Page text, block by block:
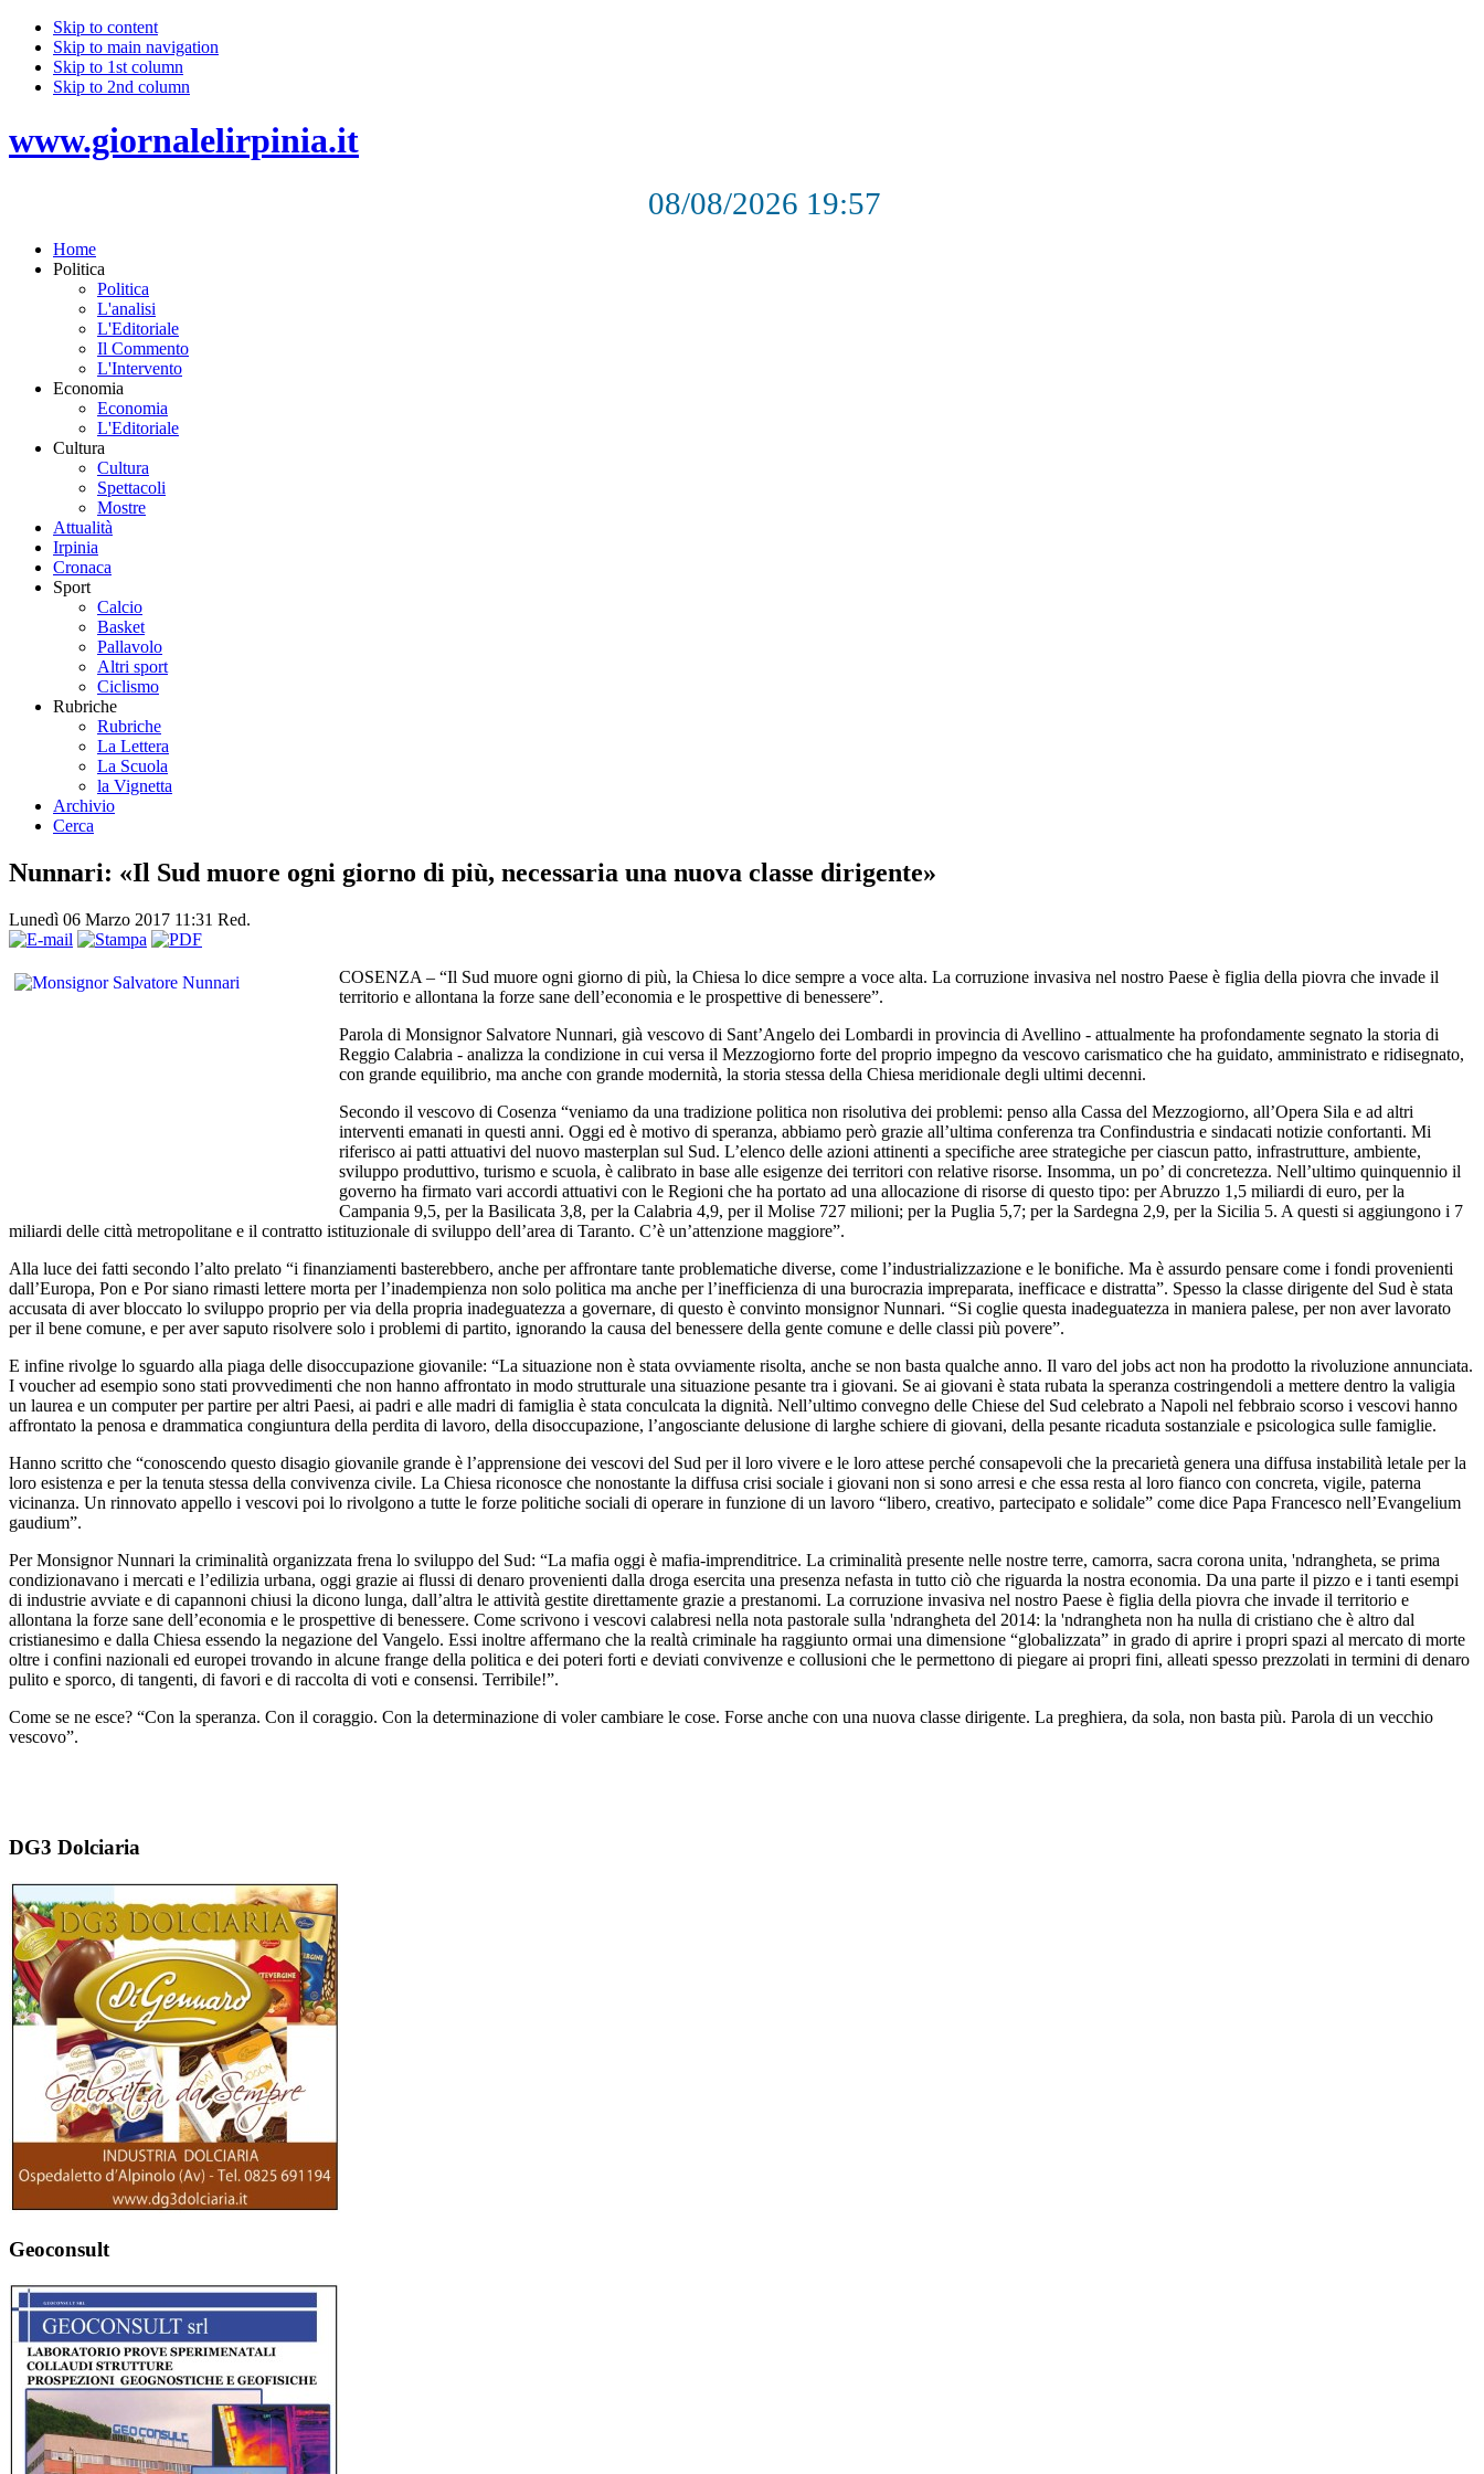
Skip to content
Skip to main navigation
Skip to 1st column
Skip to 2nd column
www.giornalelirpinia.it
08/08/2026 19:57
Home
Politica
Politica
L'analisi
L'Editoriale
Il Commento
L'Intervento
Economia
Economia
L'Editoriale
Cultura
Cultura
Spettacoli
Mostre
Attualità
Irpinia
Cronaca
Sport
Calcio
Basket
Pallavolo
Altri sport
Ciclismo
Rubriche
Rubriche
La Lettera
La Scuola
la Vignetta
Archivio
Cerca
Nunnari: «Il Sud muore ogni giorno di più, necessaria una nuova classe dirigente»
Lunedì 06 Marzo 2017 11:31 Red.
COSENZA – “Il Sud muore ogni giorno di più, la Chiesa lo dice sempre a voce alta. La corruzione invasiva nel nostro Paese è figlia della piovra che invade il
territorio e allontana la forze sane dell’economia e le prospettive di benessere”.
Parola di Monsignor Salvatore Nunnari, già vescovo di Sant’Angelo dei Lombardi in provincia di Avellino - attualmente ha profondamente segnato la storia di
Reggio Calabria - analizza la condizione in cui versa il Mezzogiorno forte del proprio impegno da vescovo carismatico che ha guidato, amministrato e ridisegnato,
con grande equilibrio, ma anche con grande modernità, la storia stessa della Chiesa meridionale degli ultimi decenni.
Secondo il vescovo di Cosenza “veniamo da una tradizione politica non risolutiva dei problemi: penso alla Cassa del Mezzogiorno, all’Opera Sila e ad altri
interventi emanati in questi anni. Oggi ed è motivo di speranza, abbiamo però grazie all’ultima conferenza tra Confindustria e sindacati notizie confortanti. Mi
riferisco ai patti attuativi del nuovo masterplan sul Sud. L’elenco delle azioni attinenti a specifiche aree strategiche per ciascun patto, infrastrutture, ambiente,
sviluppo produttivo, turismo e scuola, è calibrato in base alle esigenze dei territori con relative risorse. Insomma, un po’ di concretezza. Nell’ultimo quinquennio il
governo ha firmato vari accordi attuativi con le Regioni che ha portato ad una allocazione di risorse di questo tipo: per Abruzzo 1,5 miliardi di euro, per la
Campania 9,5, per la Basilicata 3,8, per la Calabria 4,9, per il Molise 727 milioni; per la Puglia 5,7; per la Sardegna 2,9, per la Sicilia 5. A questi si aggiungono i 7
miliardi delle città metropolitane e il contratto istituzionale di sviluppo dell’area di Taranto. C’è un’attenzione maggiore”.
Alla luce dei fatti secondo l’alto prelato “i finanziamenti basterebbero, anche per affrontare tante problematiche diverse, come l’industrializzazione e le bonifiche. Ma è assurdo pensare come i fondi provenienti
dall’Europa, Pon e Por siano rimasti lettere morta per l’inadempienza non solo politica ma anche per l’inefficienza di una burocrazia impreparata, inefficace e distratta”. Spesso la classe dirigente del Sud è stata
accusata di aver bloccato lo sviluppo proprio per via della propria inadeguatezza a governare, di questo è convinto monsignor Nunnari. “Si coglie questa inadeguatezza in maniera palese, per non aver lavorato
per il bene comune, e per aver saputo risolvere solo i problemi di partito, ignorando la causa del benessere della gente comune e delle classi più povere”.
E infine rivolge lo sguardo alla piaga delle disoccupazione giovanile: “La situazione non è stata ovviamente risolta, anche se non basta qualche anno. Il varo del jobs act non ha prodotto la rivoluzione annunciata.
I voucher ad esempio sono stati provvedimenti che non hanno affrontato in modo strutturale una situazione pesante tra i giovani. Se ai giovani è stata rubata la speranza costringendoli a mettere dentro la valigia
un laurea e un computer per partire per altri Paesi, ai padri e alle madri di famiglia è stata conculcata la dignità. Nell’ultimo convegno delle Chiese del Sud celebrato a Napoli nel febbraio scorso i vescovi hanno
affrontato la penosa e drammatica congiuntura della perdita di lavoro, della disoccupazione, l’angosciante delusione di larghe schiere di giovani, della pesante ricaduta sostanziale e psicologica sulle famiglie.
Hanno scritto che “conoscendo questo disagio giovanile grande è l’apprensione dei vescovi del Sud per il loro vivere e le loro attese perché consapevoli che la precarietà genera una diffusa instabilità letale per la
loro esistenza e per la tenuta stessa della convivenza civile. La Chiesa riconosce che nonostante la diffusa crisi sociale i giovani non si sono arresi e che essa resta al loro fianco con concreta, vigile, paterna
vicinanza. Un rinnovato appello i vescovi poi lo rivolgono a tutte le forze politiche sociali di operare in funzione di un lavoro “libero, creativo, partecipato e solidale” come dice Papa Francesco nell’Evangelium
gaudium”.
Per Monsignor Nunnari la criminalità organizzata frena lo sviluppo del Sud: “La mafia oggi è mafia-imprenditrice. La criminalità presente nelle nostre terre, camorra, sacra corona unita, 'ndrangheta, se prima
condizionavano i mercati e l’edilizia urbana, oggi grazie ai flussi di denaro provenienti dalla droga esercita una presenza nefasta in tutto ciò che riguarda la nostra economia. Da una parte il pizzo e i tanti esempi
di industrie avviate e di capannoni chiusi la dicono lunga, dall’altra le attività gestite direttamente grazie a prestanomi. La corruzione invasiva nel nostro Paese è figlia della piovra che invade il territorio e
allontana la forze sane dell’economia e le prospettive di benessere. Come scrivono i vescovi calabresi nella nota pastorale sulla 'ndrangheta del 2014: la 'ndrangheta non ha nulla di cristiano che è altro dal
cristianesimo e dalla Chiesa essendo la negazione del Vangelo. Essi inoltre affermano che la realtà criminale ha raggiunto ormai una dimensione “globalizzata” in grado di aprire i propri spazi al mercato di morte
oltre i confini nazionali ed europei trovando in alcune frange della politica e dei poteri forti e deviati convivenze e collusioni che le permettono di piegare ai propri fini, alleati spesso prezzolati in termini di denaro
pulito e sporco, di tangenti, di favori e di raccolta di voti e consensi. Terribile!”.
Come se ne esce? “Con la speranza. Con il coraggio. Con la determinazione di voler cambiare le cose. Forse anche con una nuova classe dirigente. La preghiera, da sola, non basta più. Parola di un vecchio
vescovo”.
DG3 Dolciaria
Geoconsult